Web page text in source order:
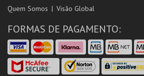
Quem Somos Visão Global
FORMAS DE PAGAMENTO: